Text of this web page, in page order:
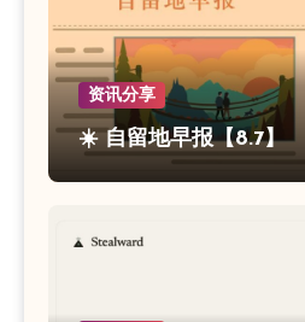
资讯分享
☀️ 自留地早报【8.7】